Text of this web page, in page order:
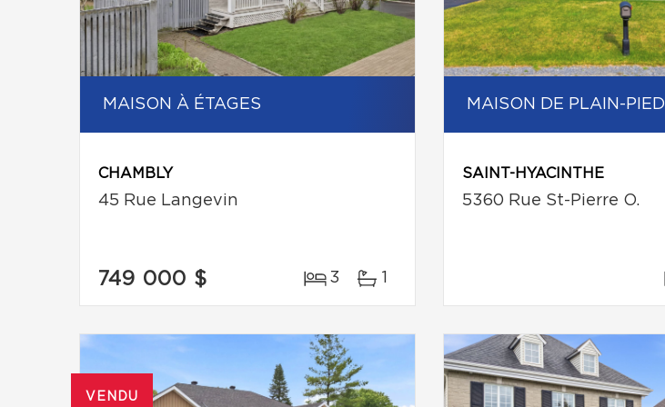
MAISON À ÉTAGES
CHAMBLY
45 Rue Langevin
749 000 $ 3 1
MAISON DE PLAIN-PIED
SAINT-HYACINTHE
5360 Rue St-Pierre O.
VENDU